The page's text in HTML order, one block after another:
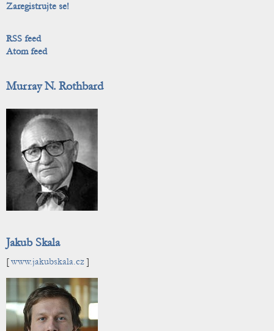
Zaregistrujte se!
RSS feed
Atom feed
Murray N. Rothbard
Jakub Skala
[www.jakubskala.cz]